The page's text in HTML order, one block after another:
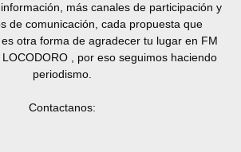
más canales de participación y
de comunicación, cada propuesta que
otra forma de agradecer tu lugar en FM
LOCODORO , por eso seguimos haciendo
periodismo.
Contactanos: